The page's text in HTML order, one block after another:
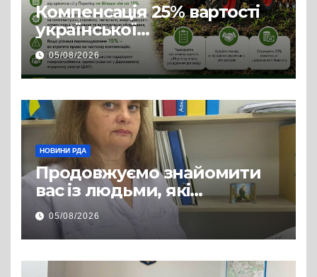
Компенсація 25% вартості
української
сільгосптехніки: що
змінилося для аграріїв
05/08/2026
НОВИНИ РДА
Продовжуємо знайомити
вас із людьми, які
допомагають нашим
захисникам і захисницям
повертатися до цивільного
життя
05/08/2026